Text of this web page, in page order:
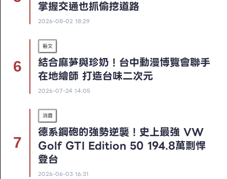
掌握交通也抓偷挖道路
2026-08-02 18:29
藝文
結合麻芛與珍奶！台中動漫博覽會聯手
在地繪師 打造台味二次元
2026-07-24 14:05
消費
德系鋼砲的強勢逆襲！史上最強 VW
Golf GTI Edition 50 194.8萬剽悍
登台
2026-06-03 16:31